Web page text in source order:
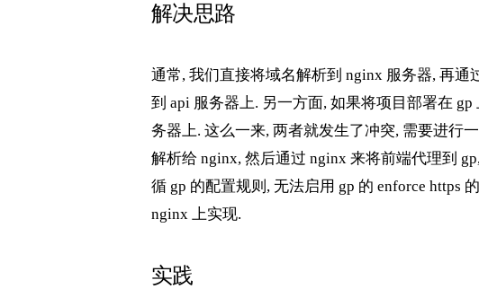
解决思路
通常, 我们直接将域名解析到 nginx 服务器, 再通
到 api 服务器上. 另一方面, 如果将项目部署在
务器上. 这么一来, 两者就发生了冲突, 需要进行
解析给 nginx, 然后通过 nginx 来将前端代理到
循 gp 的配置规则, 无法启用 gp 的 enforce https
nginx 上实现.
实践